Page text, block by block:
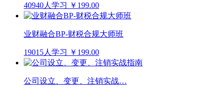
40940人学习 ￥199.00
业财融合BP-财税合规大师班
19015人学习 ￥199.00
公司设立、变更、注销实战…